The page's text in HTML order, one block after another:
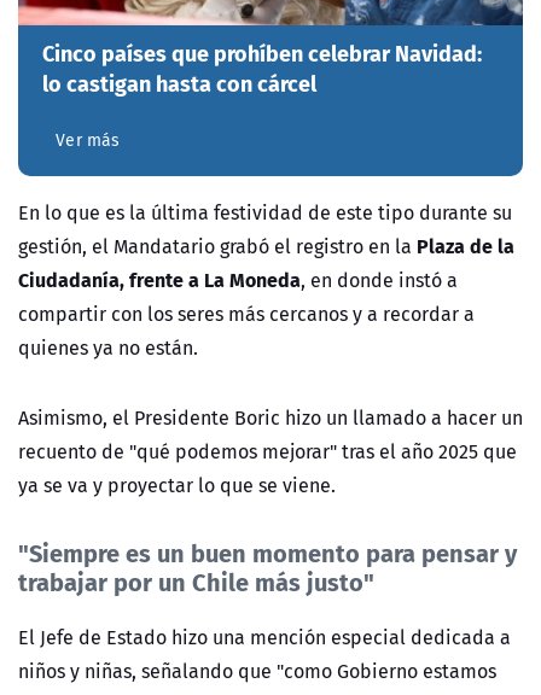
Cinco países que prohíben celebrar Navidad:
lo castigan hasta con cárcel
Ver más
En lo que es la última festividad de este tipo durante su
gestión, el Mandatario grabó el registro en la Plaza de la
Ciudadanía, frente a La Moneda, en donde instó a
compartir con los seres más cercanos y a recordar a
quienes ya no están.
Asimismo, el Presidente Boric hizo un llamado a hacer un
recuento de "qué podemos mejorar" tras el año 2025 que
ya se va y proyectar lo que se viene.
"Siempre es un buen momento para pensar y
trabajar por un Chile más justo"
El Jefe de Estado hizo una mención especial dedicada a
niños y niñas, señalando que "como Gobierno estamos